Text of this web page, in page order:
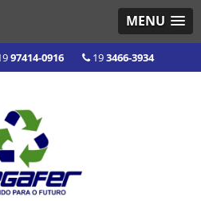
MENU
97414-0916 193466-3934